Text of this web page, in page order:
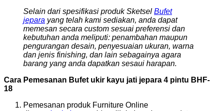
Selain dari spesifikasi produk Sketsel Bufet
jepara yang telah kami sediakan, anda dapat
memesan secara custom sesuai preferensi dan
kebutuhan anda meliputi: penambahan maupun
pengurangan desain, penyesuaian ukuran, warna
dan jenis finishing, dan lain sebagainya agara
barang yang anda dapatkan sesaui harapan.
Cara Pemesanan Bufet ukir kayu jati jepara 4 pintu BHF-
18
Pemesanan produk Furniture Online